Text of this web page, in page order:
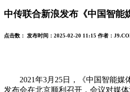
中传联合新浪发布《中国智能
点击数： 发布时间： 2025-02-20 11:15 作者：
2021年3月25日，《中国智能媒体
发布会在北京顺利召开，会议对媒